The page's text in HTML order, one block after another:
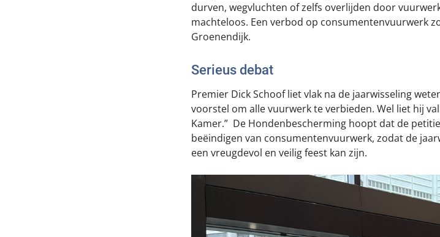
durven, wegvluchten of zelfs overlijden door
machteloos. Een verbod op consumentenvuurwerk
Groenendijk.
Serieus debat
Premier Dick Schoof liet vlak na de jaarwisseling
voorstel om alle vuurwerk te verbieden. Wel liet hij
Kamer.” De Hondenbescherming hoopt dat de
beëindigen van consumentenvuurwerk, zodat de
een vreugdevol en veilig feest kan zijn.